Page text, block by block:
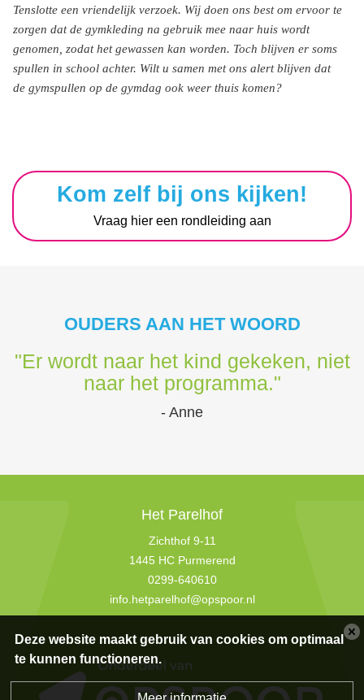
Tenslotte een vriendelijk verzoek. Wij doen ons best om ervoor te
zorgen dat de gymkleding na gebruik mee naar huis wordt
genomen, zodat het gewassen kan worden. Toch blijven er soms
spullen in school achter. Wilt u samen met ons alert blijven dat
de gymspullen op de gymdag ook weer thuis komen?
Kom zelf bij ons kijken!
Vraag hier een rondleiding aan
OUDERS AAN HET WOORD
"Er wordt naar het kind gekeken, niet
naar het programma."
- Anne
Het Parelhof
Zichthof 9-11
1445 HC Purmerend
0299-640610
info.hetparelhof@opspoor.nl
Deze website maakt gebruik van cookies om optimaal
te kunnen functioneren.